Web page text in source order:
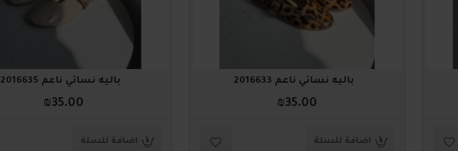
باليه نسائي ناعم 2016633
₪35.00
اضافة للسلة
باليه نسائي ناعم 2016635
₪35.00
اضافة للسلة